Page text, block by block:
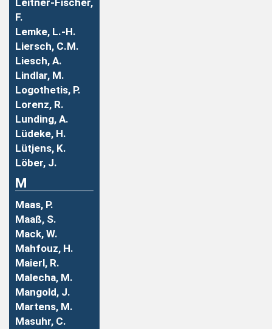
Leitner-Fischer,
F.
Lemke, L.-H.
Liersch, C.M.
Liesch, A.
Lindlar, M.
Logothetis, P.
Lorenz, R.
Lunding, A.
Lüdeke, H.
Lütjens, K.
Löber, J.
M
Maas, P.
Maaß, S.
Mack, W.
Mahfouz, H.
Maierl, R.
Malecha, M.
Mangold, J.
Martens, M.
Masuhr, C.